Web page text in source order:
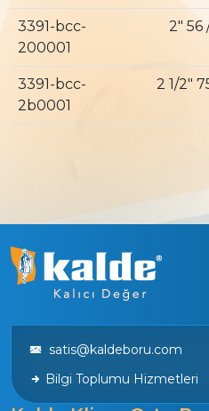
3391-bcc-
200001
2″ 56
3391-bcc-
2b0001
2 1/2″
satis@kaldeboru.com
Bilgi Toplumu Hizmetleri